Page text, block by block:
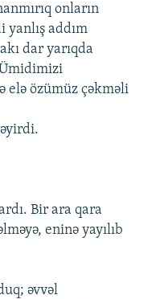
onların
yanlış addım
dar yarıqda
Ümidimizi
elə özümüz çəkməli
Bir ara qara
eninə yayılıb
əvvəl